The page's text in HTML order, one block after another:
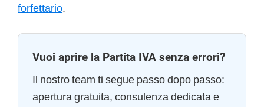
forfettario.
Vuoi aprire la Partita IVA senza errori?
Il nostro team ti segue passo dopo passo:
apertura gratuita, consulenza dedicata e